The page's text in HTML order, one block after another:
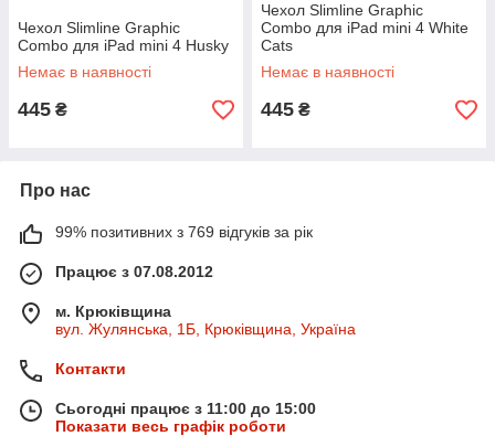
Чехол Slimline Graphic
Combo для iPad mini 4 Husky
Немає в наявності
445 ₴
Чехол Slimline Graphic
Combo для iPad mini 4 White
Cats
Немає в наявності
445 ₴
Про нас
99% позитивних з 769 відгуків за рік
Працює з 07.08.2012
м. Крюківщина
вул. Жулянська, 1Б, Крюківщина, Україна
Контакти
Сьогодні працює з 11:00 до 15:00
Показати весь графік роботи